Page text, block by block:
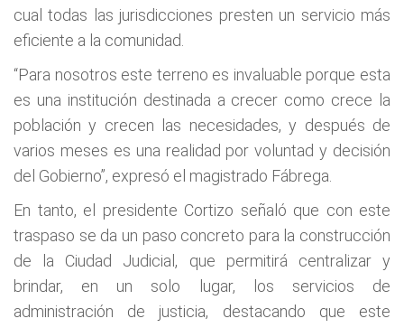
cual todas las jurisdicciones presten un servicio más
eficiente a la comunidad.
“Para nosotros este terreno es invaluable porque esta
es una institución destinada a crecer como crece la
población y crecen las necesidades, y después de
varios meses es una realidad por voluntad y decisión
del Gobierno”, expresó el magistrado Fábrega.
En tanto, el presidente Cortizo señaló que con este
traspaso se da un paso concreto para la construcción
de la Ciudad Judicial, que permitirá centralizar y
brindar, en un solo lugar, los servicios de
administración de justicia, destacando que este